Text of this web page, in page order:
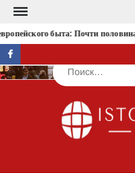
Перейти
содержимомубыта: Почти
facebook
Поиск